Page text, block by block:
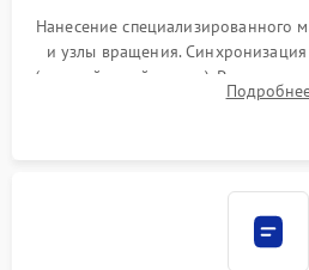
Нанесение специализированного
и узлы вращения.
(настройка таймингов).
центровка игловодителя и